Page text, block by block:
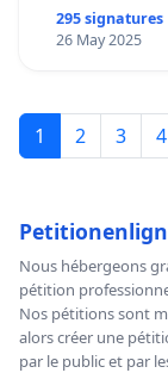
295 signatures
26 May 2025
1 2 3 4
Nous hébergeons
pétition
Nos pétitions sont
alors créer une
par le public et par